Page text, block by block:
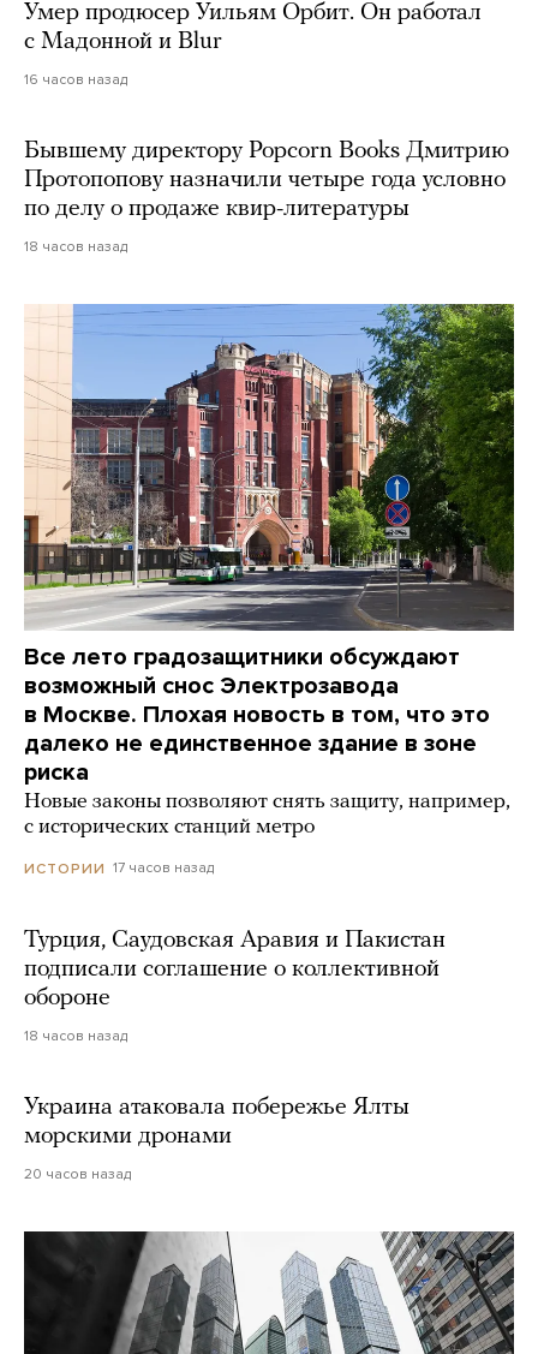
Умер продюсер Уильям Орбит. Он работал
с Мадонной и Blur
16 часов назад
Бывшему директору Popcorn Books Дмитрию
Протопопову назначили четыре года условно
по делу о продаже квир-литературы
18 часов назад
Все лето градозащитники обсуждают
возможный снос Электрозавода
в Москве. Плохая новость в том, что это
далеко не единственное здание в зоне
риска
Новые законы позволяют снять защиту, например,
с исторических станций метро
ИСТОРИИ 17 часов назад
Турция, Саудовская Аравия и Пакистан
подписали соглашение о коллективной
обороне
18 часов назад
Украина атаковала побережье Ялты
морскими дронами
20 часов назад